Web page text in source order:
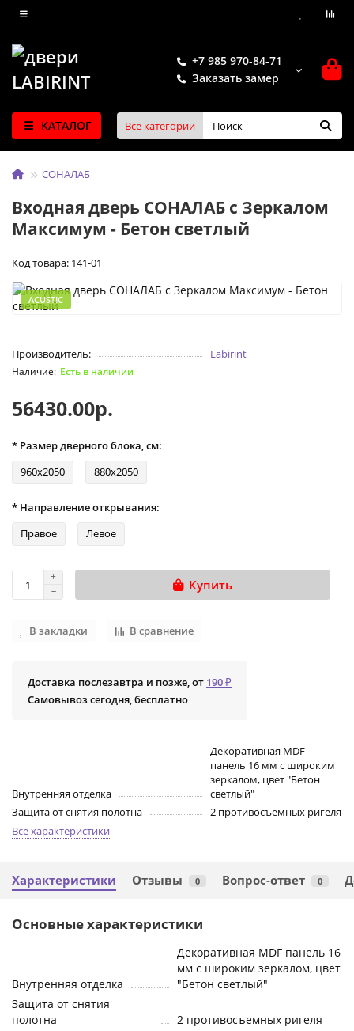
+7 985 970-84-71
Заказать замер
КАТАЛОГ Все категории
СОНАЛАБ
Входная дверь СОНАЛАБ с Зеркалом
Максимум - Бетон светлый
Код товара: 141-01
ACUSTIC
Производитель: Labirint
Есть в наличии
56430.00р.
* Размер дверного блока, см:
960х2050 880х2050
* Направление открывания:
Правое Левое
Купить
В закладки В сравнение
Доставка послезавтра и позже, от 190 ₽
Самовывоз сегодня, бесплатно
Внутренняя отделка
Декоративная MDF
панель 16 мм с широким
зеркалом, цвет "Бетон
светлый"
Защита от снятия полотна
2 противосъемных ригеля
Все характеристики
Характеристики Отзывы 0 Вопрос-ответ 0
Основные характеристики
Внутренняя отделка
Декоративная MDF панель 16
мм с широким зеркалом, цвет
"Бетон светлый"
Защита от снятия
полотна
2 противосъемных ригеля